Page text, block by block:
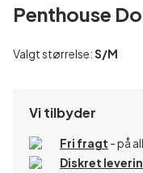
Penthouse
Valgt størrelse:S/M
Vi tilbyder
Fri fragt - på
Diskret